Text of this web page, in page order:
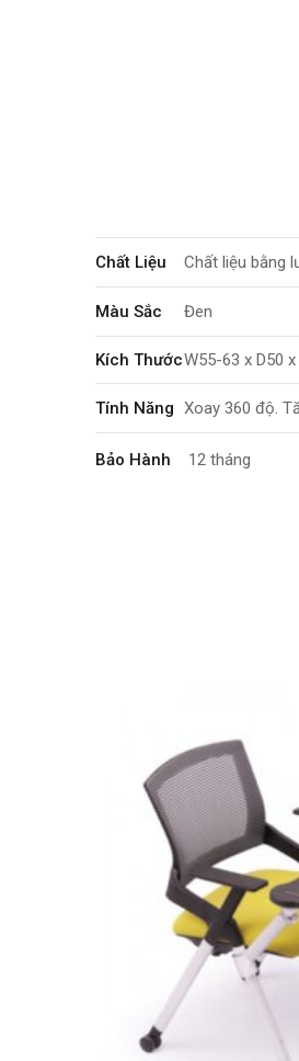
Chất Liệu Chất liệu bằng
Màu Sắc Đen
Kích ThướcW55-63 x D50
Tính Năng Xoay 360 độ.
Bảo Hành 12 tháng